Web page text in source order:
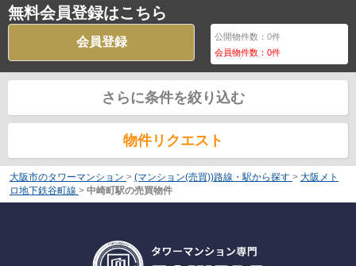
無料会員登録はこちら
会員登録 公開物件数：0件
会員物件数：0件
さらに条件を絞り込む
物件リクエスト
大阪市のタワーマンション > (マンション(売買))路線・駅から探す > 大阪メト
ロ地下鉄谷町線 > 中崎町駅の売買物件